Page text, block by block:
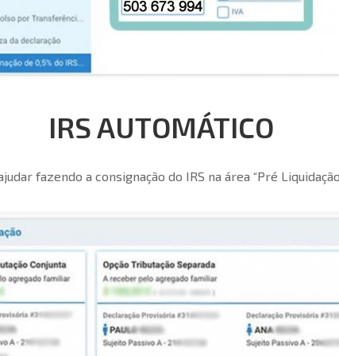
IRS AUTOMÁTICO
fazendo a consignação do IRS na área “Pré